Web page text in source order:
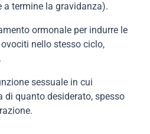
a termine la gravidanza).
ormonale per indurre le
nello stesso ciclo,
sessuale in cui
di quanto desiderato, spesso